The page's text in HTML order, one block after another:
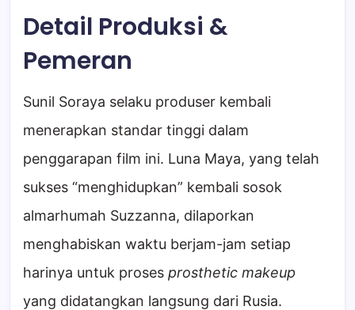
Detail Produksi &
Pemeran
Sunil Soraya selaku produser kembali
menerapkan standar tinggi dalam
penggarapan film ini. Luna Maya, yang telah
sukses “menghidupkan” kembali sosok
almarhumah Suzzanna, dilaporkan
menghabiskan waktu berjam-jam setiap
harinya untuk proses prosthetic makeup
yang didatangkan langsung dari Rusia.